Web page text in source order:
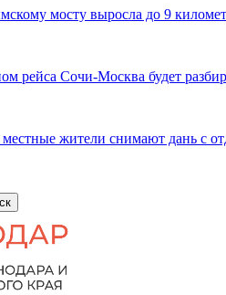
мосту выросла до 9
рейса Сочи-Москва будет
местные жители снимают дань